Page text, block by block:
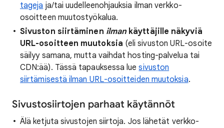
tageja ja/tai uudelleenohjauksia ilman verkko-
osoitteen muutostyökalua.
Sivuston siirtäminen ilmankäyttäjille näkyviä
URL-osoitteen muutoksia (eli sivuston URL-osoite
säilyy samana, mutta vaihdat hosting-palvelua tai
CDN:ää). Tässä tapauksessa luesivuston
siirtämisestä ilman URL-osoitteiden muutoksia.
Sivustosiirtojen parhaat käytännöt
Älä ketjuta sivustojen siirtoja. Jos lähetät verkko-